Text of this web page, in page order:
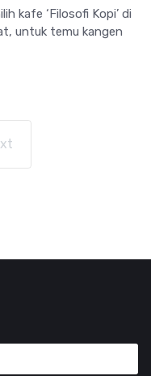
kafe ‘Filosofi Kopi’ di
untuk temu kangen